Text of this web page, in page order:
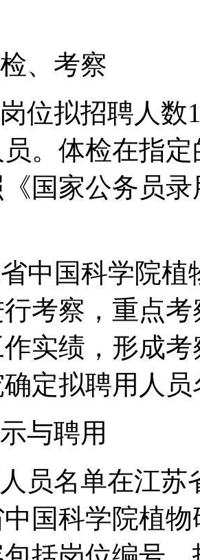
、考察
位拟招聘人数
。体检在指
国家公务员
中国科学院植
考察，重点
实绩，形成
定拟聘用人员
与聘用
员名单在江苏
国科学院植